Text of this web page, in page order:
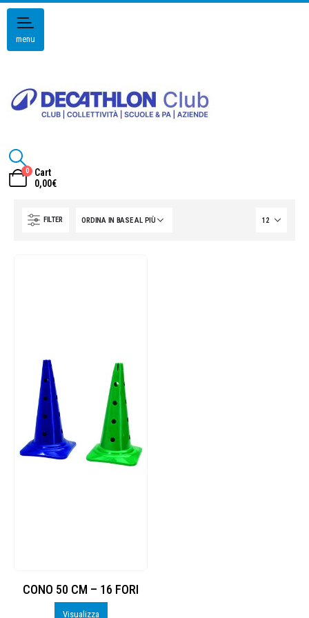
menu
0
Cart
0,00€
FILTER
CONO 50 CM – 16 FORI
Visualizza